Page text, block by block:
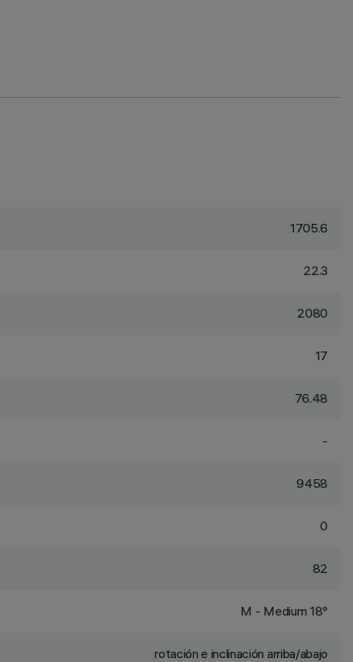
1705.6
22.3
2080
17
76.48
-
9458
0
82
M - Medium 18°
rotación e inclinación arriba/abajo